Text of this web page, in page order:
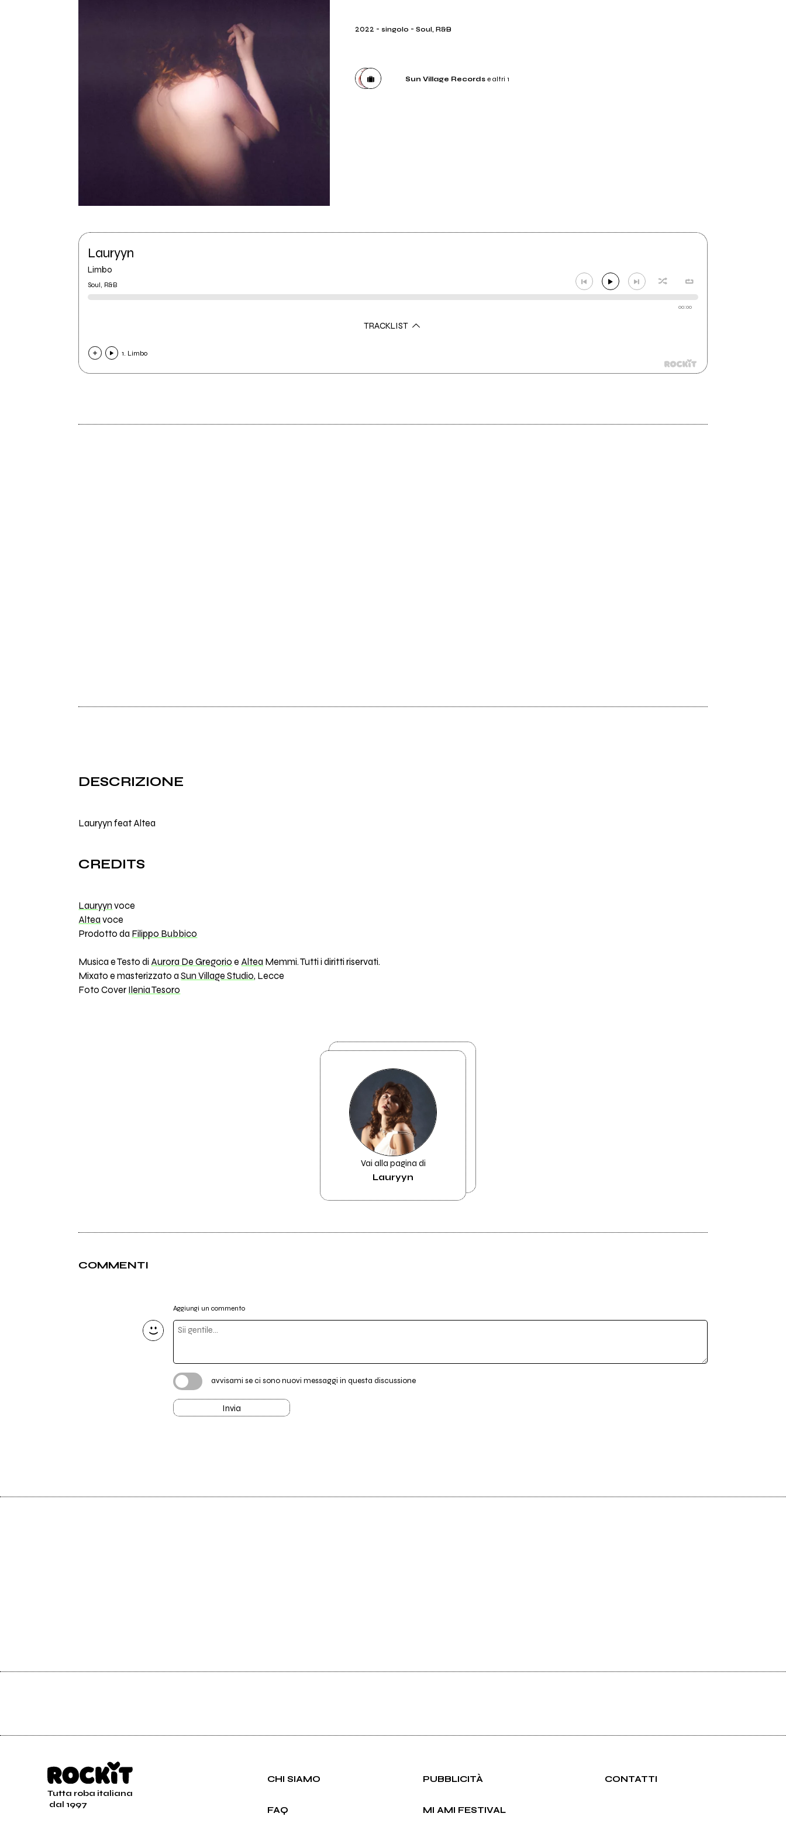
2022 -singolo -Soul, R&B
Sun Village Recordse altri 1
Lauryyn
Limbo
Soul, R&B
00:00
TRACKLIST
1. Limbo
DESCRIZIONE
Lauryyn feat Altea
CREDITS
Lauryyn voce
Altea voce
Prodotto da Filippo Bubbico
Musica e Testo di Aurora De Gregorio e Altea Memmi. Tutti i diritti riservati.
Mixato e masterizzato aSun Village Studio, Lecce
Foto Cover Ilenia Tesoro
Vai alla pagina di
Lauryyn
COMMENTI
Aggiungi un commento
avvisami se ci sono nuovi messaggi in questa discussione
Invia
Tutta roba italiana
dal 1997
CHI SIAMO PUBBLICITÀ CONTATTI
FAQ MI AMI FESTIVAL